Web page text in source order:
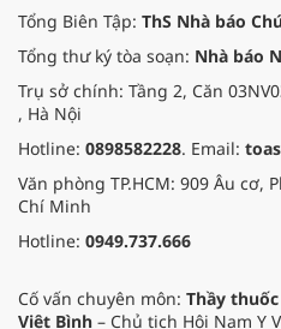
Tổng Biên Tập: ThS Nhà báo
Tổng thư ký tòa soạn: Nhà báo
Trụ sở chính: Tầng 2, Căn
, Hà Nội
Hotline: 0898582228. Email:
Văn phòng TP.HCM: 909 Âu cơ,
Chí Minh
Hotline: 0949.737.666
Cố vấn chuyên môn: Thầy thuốc
Việt Bình – Chủ tịch Hội Nam Y